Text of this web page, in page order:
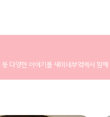
다양한 이야기를 새미네부엌에서 함